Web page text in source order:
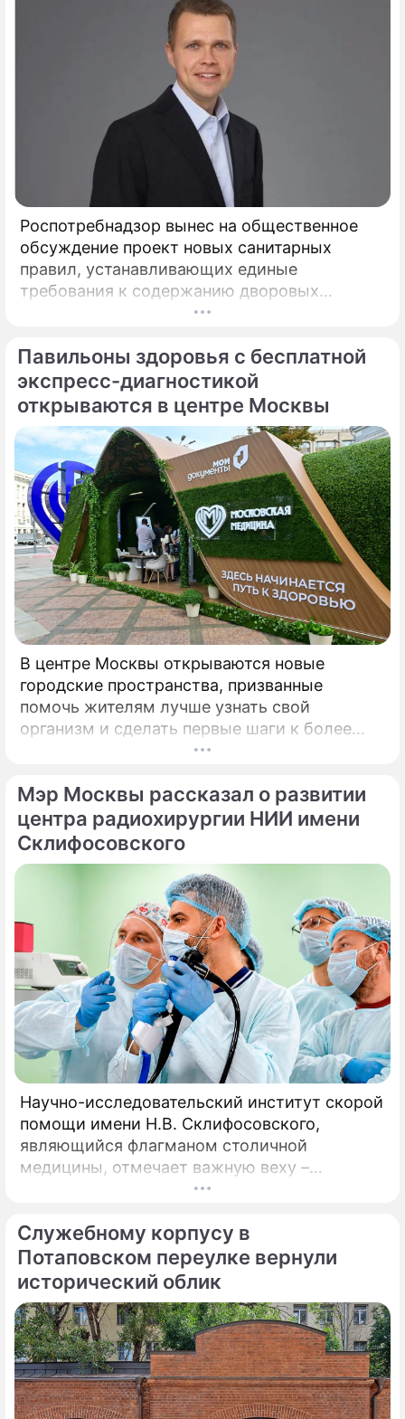
сложных реставрационных работ.
Роспотребнадзор вынес на общественное
обсуждение проект новых санитарных
правил, устанавливающих единые
требования к содержанию дворовых
либо отсутствовали, либо трактовались по-
разному, пояснил депутат Госдумы,
председатель Союза дачников
Подмосковья» Никита Чаплин.
Павильоны здоровья с бесплатной
экспресс-диагностикой
открываются в центре Москвы
В центре Москвы открываются новые
городские пространства, призванные
помочь жителям лучше узнать свой
организм и сделать первые шаги к более
осознанному отношению к здоровью. Речь
начинают работу на столичных бульварах в
рамках масштабного городского проекта
«Лето в Москве».
Мэр Москвы рассказал о развитии
центра радиохирургии НИИ имени
Склифосовского
Научно-исследовательский институт скорой
помощи имени Н.В. Склифосовского,
являющийся флагманом столичной
медицины, отмечает важную веху –
десятилетие работы Центра радиохирургии.
не только стало уникальной точкой на карте
московского здравоохранения, но и
превратилось в надежду для тысяч
пациентов со всей страны.
Служебному корпусу в
Потаповском переулке вернули
исторический облик